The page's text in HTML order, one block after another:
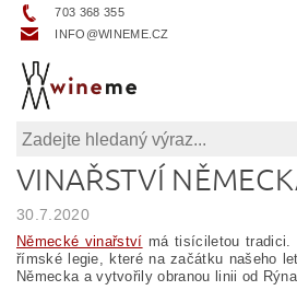
703 368 355
INFO@WINEME.CZ
VINAŘSTVÍ
30.7.2020
Německé vinařství má tisíciletou
římské legie, které na začátku našeho
Německa a vytvořily obranou linii od